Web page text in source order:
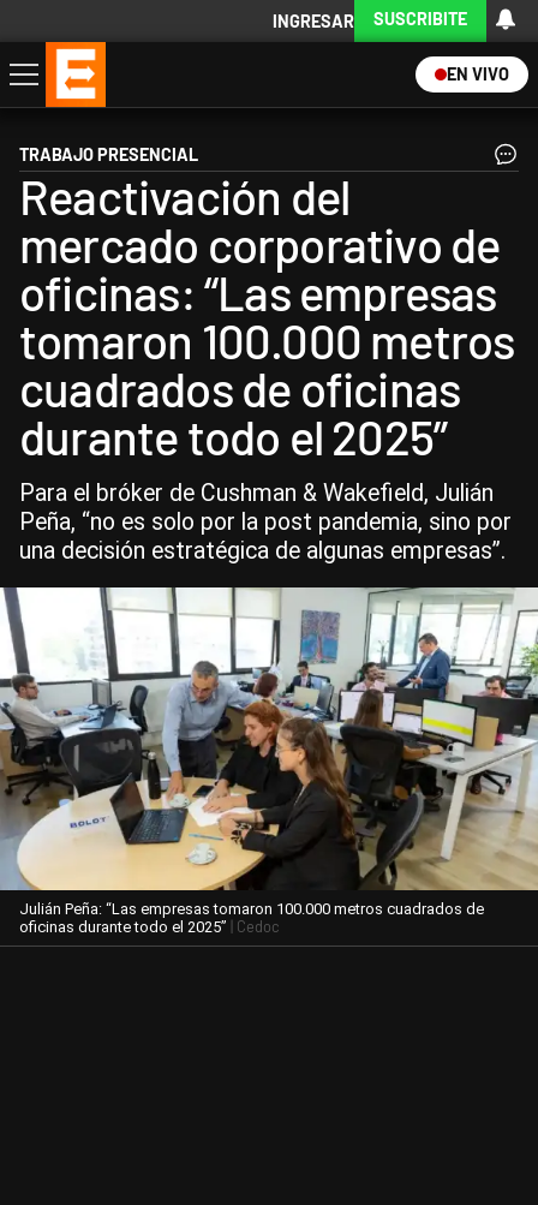
INGRESAR SUSCRIBITE
EN VIVO
Economía
Política
Internacional
Actualidad
Descargá la App
TRABAJO PRESENCIAL
Reactivación del
mercado corporativo de
oficinas: “Las empresas
tomaron 100.000 metros
cuadrados de oficinas
durante todo el 2025”
Para el bróker de Cushman & Wakefield, Julián
Peña, “no es solo por la post pandemia, sino por
una decisión estratégica de algunas empresas”.
Julián Peña: “Las empresas tomaron 100.000 metros cuadrados de
oficinas durante todo el 2025” | Cedoc